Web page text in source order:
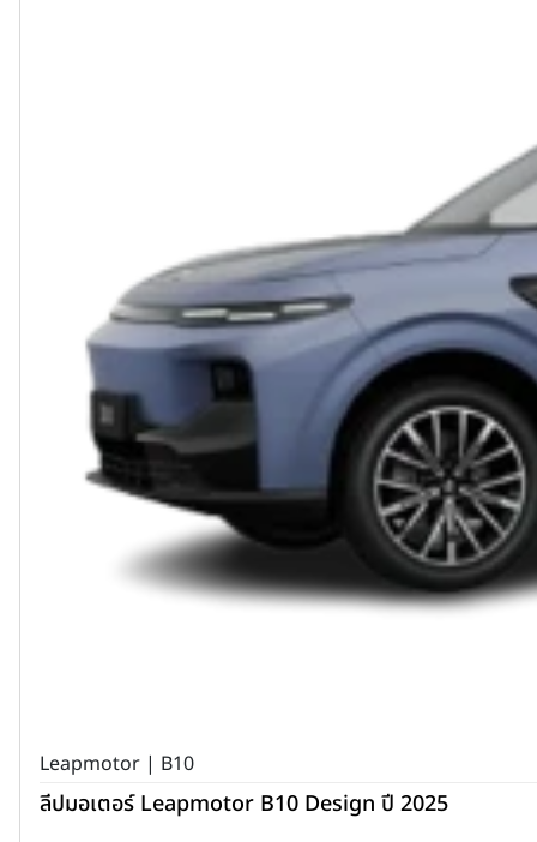
Leapmotor | B10
ลีปมอเตอร์ Leapmotor B10 Design ปี 2025